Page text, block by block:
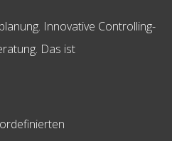
Innovative Controlling-
Das ist